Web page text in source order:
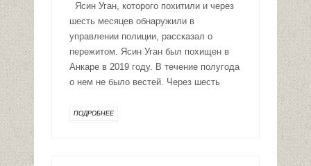
Ясин Уган, которого похитили и через
шесть месяцев обнаружили в
управлении полиции, рассказал о
пережитом. Ясин Уган был похищен в
Анкаре в 2019 году. В течение полугода
о нем не было вестей. Через шесть
ПОДРОБНЕЕ